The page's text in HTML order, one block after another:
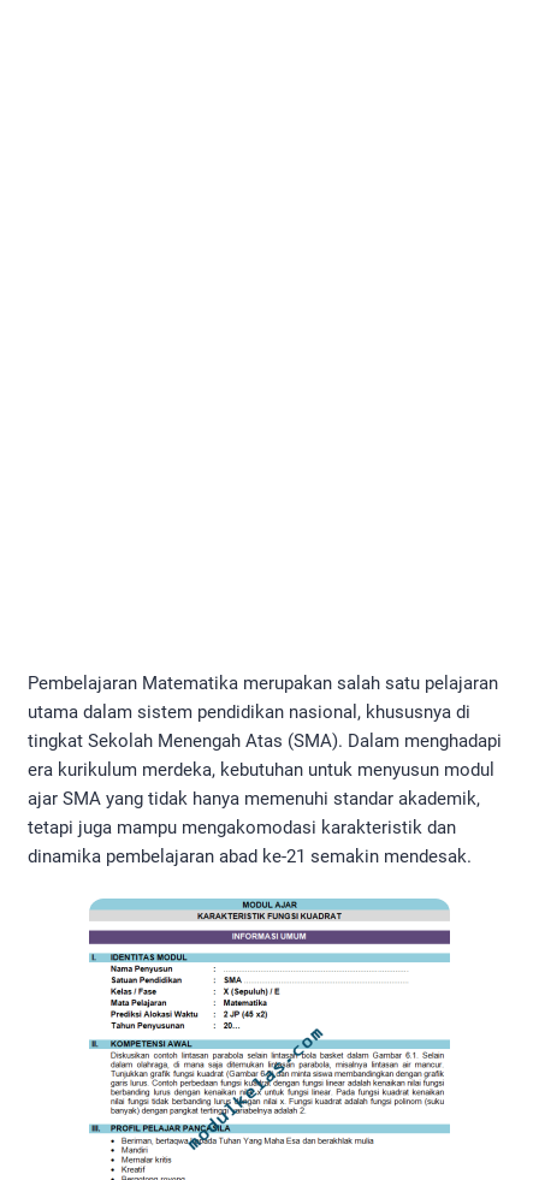
Pembelajaran Matematika merupakan salah satu pelajaran
utama dalam sistem pendidikan nasional, khususnya di
tingkat Sekolah Menengah Atas (SMA). Dalam menghadapi
era kurikulum merdeka, kebutuhan untuk menyusun modul
ajar SMA yang tidak hanya memenuhi standar akademik,
tetapi juga mampu mengakomodasi karakteristik dan
dinamika pembelajaran abad ke-21 semakin mendesak.